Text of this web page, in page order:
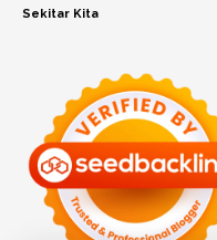
Sekitar Kita